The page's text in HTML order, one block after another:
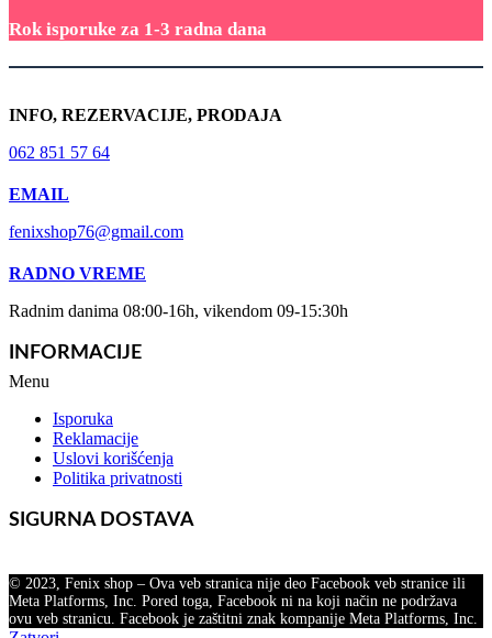
Rok isporuke za 1-3 radna dana
INFO, REZERVACIJE, PRODAJA
062 851 57 64
EMAIL
fenixshop76@gmail.com
RADNO VREME
Radnim danima 08:00-16h, vikendom 09-15:30h
INFORMACIJE
Menu
Isporuka
Reklamacije
Uslovi korišćenja
Politika privatnosti
SIGURNA DOSTAVA
© 2023, Fenix shop – Ova veb stranica nije deo Facebook veb stranice ili
Meta Platforms, Inc. Pored toga, Facebook ni na koji način ne podržava
ovu veb stranicu. Facebook je zaštitni znak kompanije Meta Platforms, Inc.